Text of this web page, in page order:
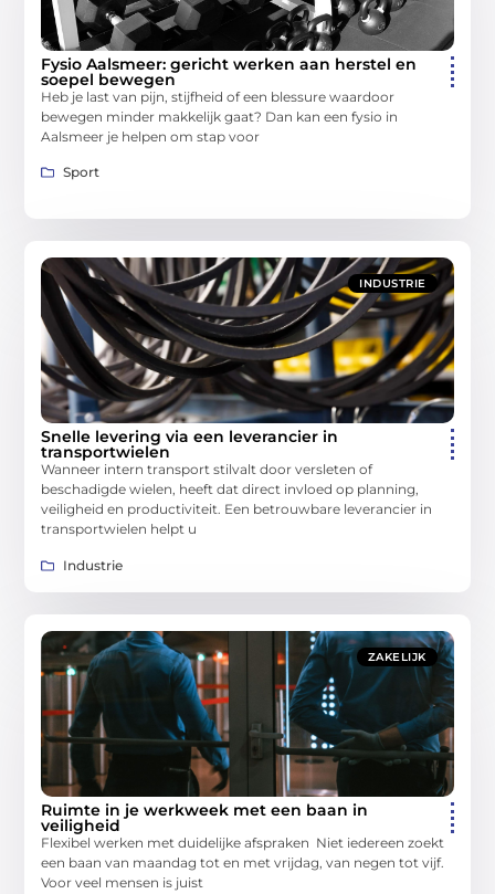
Fysio Aalsmeer: gericht werken aan herstel en
soepel bewegen
Heb je last van pijn, stijfheid of een blessure waardoor
bewegen minder makkelijk gaat? Dan kan een fysio in
Aalsmeer je helpen om stap voor
Sport
INDUSTRIE
Snelle levering via een leverancier in
transportwielen
Wanneer intern transport stilvalt door versleten of
beschadigde wielen, heeft dat direct invloed op planning,
veiligheid en productiviteit. Een betrouwbare leverancier in
transportwielen helpt u
Industrie
ZAKELIJK
Ruimte in je werkweek met een baan in
veiligheid
Flexibel werken met duidelijke afspraken Niet iedereen zoekt
een baan van maandag tot en met vrijdag, van negen tot vijf.
Voor veel mensen is juist